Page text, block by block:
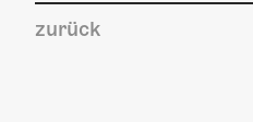
zurück